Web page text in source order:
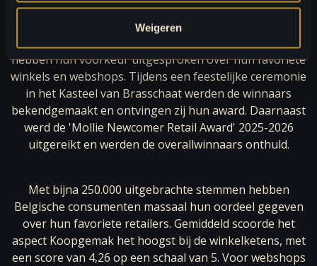
Weigeren
publieksprijzen 'Mollie Beste Winkelketen van België'
2025-2026 en 'Mollie Webshop Awards Belgium' 2025-
hebben hun voorkeur uitgesproken over hun favoriete
winkels en webshops. Tijdens een feestelijke ceremonie
in het Kasteel van Brasschaat werden de winnaars
bekendgemaakt en ontvingen zij hun award. Daarnaast
werd de 'Mollie Newcomer Retail Award' 2025-2026
uitgereikt en werden de overallwinnaars onthuld.
Met bijna 250.000 uitgebrachte stemmen hebben
Belgische consumenten massaal hun oordeel gegeven
over hun favoriete retailers. Gemiddeld scoorde het
aspect Koopgemak het hoogst bij de winkelketens, met
een score van 4,26 op een schaal van 5. Voor webshops